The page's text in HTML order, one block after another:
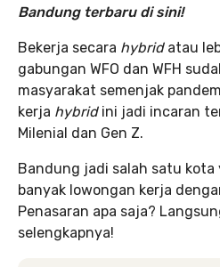
Bandung terbaru di sini!
Bekerja secara hybridatau
gabungan WFO dan WFH
masyarakat semenjak
kerja hybridini jadi incaran
Milenial dan Gen Z.
Bandung jadi salah satu kota
banyak lowongan kerja
Penasaran apa saja?
selengkapnya!